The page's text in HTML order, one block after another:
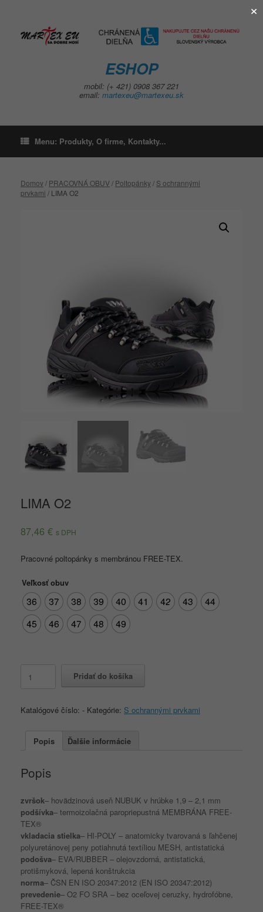
ESHOP
mobil: (+ 421) 0908 367 221
email: martexeu@martexeu.sk
Menu: Produkty, O firme, Kontakty...
Domov/ PRACOVNÁ OBUV/ Poltopánky/ S ochrannými
prvkami / LIMA O2
LIMA O2
87,46 € s DPH
Pracovné poltopánky s membránou FREE-TEX.
Veľkosť obuv
36 37 38 39 40 41 42 43
44
45
46 47 48 49
LIMA
Pridať do košíka
Katalógové číslo: - Kategórie: S ochrannými prvkami
Popis Ďalšie informácie
Popis
zvršok– hovädzinová useň NUBUK v hrúbke 1,9 – 2,1 mm
podšívka– termoizolačná paropriepustná MEMBRÁNA FREE-
TEX®
vkladacia stielka– HI-POLY – anatomicky tvarovaná s ľahčenej
polyuretánovej peny potiahnutá textíliou MESH, antistatická
podošva– EVA/RUBBER – olejovzdorná, antistatická,
protišmyková, lepená konštrukcia
norma– ČSN EN ISO 20347:2012 (EN ISO 20347:2012)
prevedenie– O2 FO SRA – bez oceľovej ceruzky, hydrofóbne,
FREE-TEX®
×